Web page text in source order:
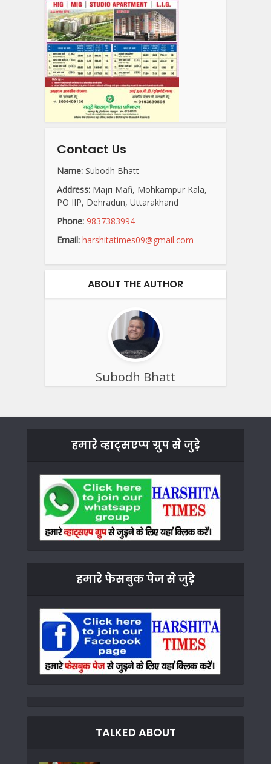
Contact Us
Name: Subodh Bhatt
Address: Majri Mafi, Mohkampur Kala,
PO IIP, Dehradun, Uttarakhand
Phone: 9837383994
Email: harshitatimes09@gmail.com
ABOUT THE AUTHOR
Subodh Bhatt
हमारे व्हाट्सएप्प ग्रुप से जुड़े
हमारे फेसबुक पेज से जुड़े
TALKED ABOUT